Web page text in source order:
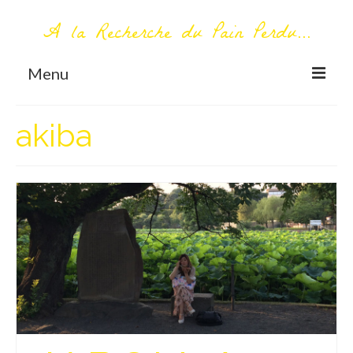
A la Recherche du Pain Perdu...
Menu
Première visite – A propos
Me contacter
AUTOUR DU MONDE
AFRIQUE
La Réunion
AMERIQUE DU SUD
akiba